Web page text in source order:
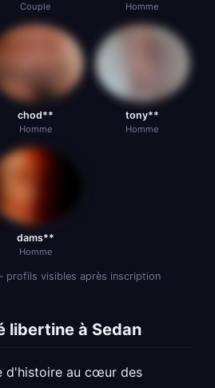
Couple Homme
chod**
Homme
tony**
Homme
dams**
Homme
visibles après inscription
libertine à Sedan
d'histoire au cœur des